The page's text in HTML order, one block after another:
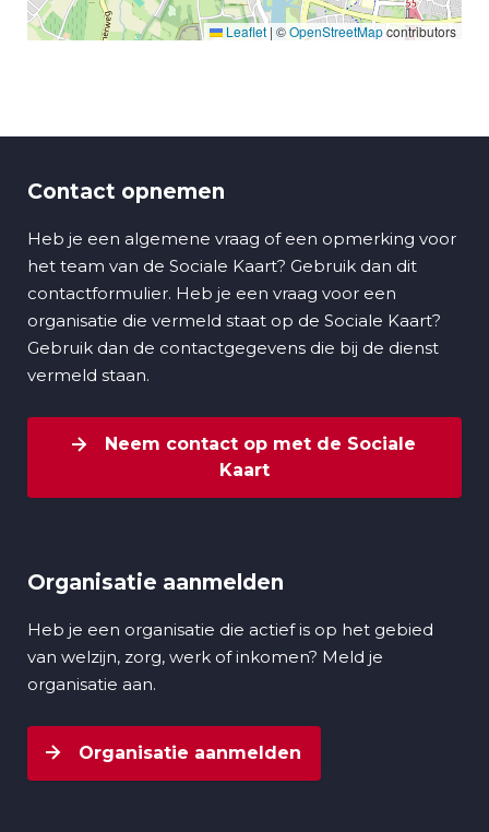
Leaflet | ©OpenStreetMapcontributors
Contact opnemen
Heb je een algemene vraag of een opmerking voor
het team van de Sociale Kaart? Gebruik dan dit
contactformulier. Heb je een vraag voor een
organisatie die vermeld staat op de Sociale Kaart?
Gebruik dan de contactgegevens die bij de dienst
vermeld staan.
Neem contact op met de Sociale
Kaart
Organisatie aanmelden
Heb je een organisatie die actief is op het gebied
van welzijn, zorg, werk of inkomen? Meld je
organisatie aan.
Organisatie aanmelden